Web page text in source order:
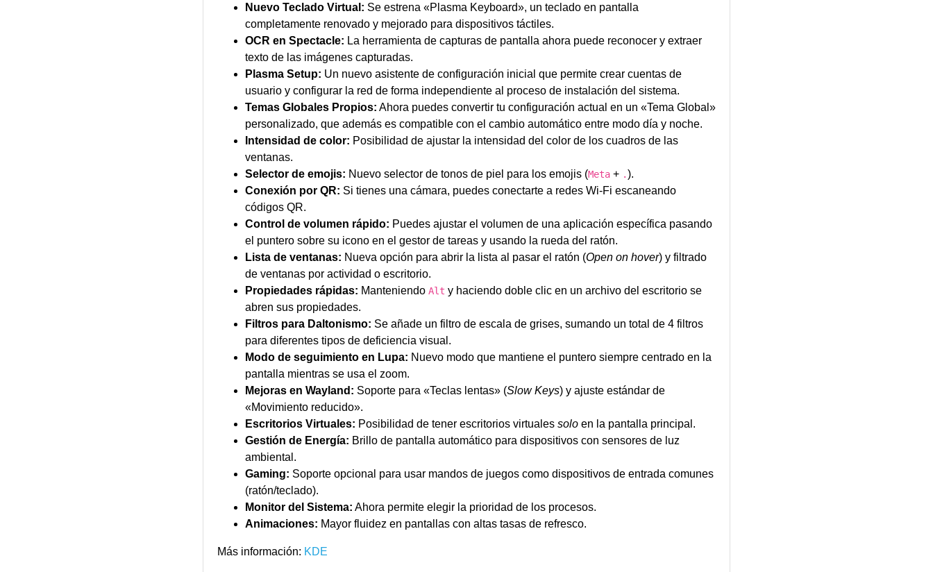
Nuevo Teclado Virtual: Se estrena «Plasma Keyboard», un teclado en pantalla
completamente renovado y mejorado para dispositivos táctiles.
OCR en Spectacle: La herramienta de capturas de pantalla ahora puede reconocer y extraer
texto de las imágenes capturadas.
Plasma Setup: Un nuevo asistente de configuración inicial que permite crear cuentas de
usuario y configurar la red de forma independiente al proceso de instalación del sistema.
Temas Globales Propios: Ahora puedes convertir tu configuración actual en un «Tema Global»
personalizado, que además es compatible con el cambio automático entre modo día y noche.
Intensidad de color: Posibilidad de ajustar la intensidad del color de los cuadros de las
ventanas.
Selector de emojis: Nuevo selector de tonos de piel para los emojis (Meta + .).
Conexión por QR: Si tienes una cámara, puedes conectarte a redes Wi-Fi escaneando
códigos QR.
Control de volumen rápido: Puedes ajustar el volumen de una aplicación específica pasando
el puntero sobre su icono en el gestor de tareas y usando la rueda del ratón.
Lista de ventanas: Nueva opción para abrir la lista al pasar el ratón (Open on hover) y filtrado
de ventanas por actividad o escritorio.
Propiedades rápidas: Manteniendo Alt y haciendo doble clic en un archivo del escritorio se
abren sus propiedades.
Filtros para Daltonismo: Se añade un filtro de escala de grises, sumando un total de 4 filtros
para diferentes tipos de deficiencia visual.
Modo de seguimiento en Lupa: Nuevo modo que mantiene el puntero siempre centrado en la
pantalla mientras se usa el zoom.
Mejoras en Wayland: Soporte para «Teclas lentas» (Slow Keys) y ajuste estándar de
«Movimiento reducido».
Escritorios Virtuales: Posibilidad de tener escritorios virtuales solo en la pantalla principal.
Gestión de Energía: Brillo de pantalla automático para dispositivos con sensores de luz
ambiental.
Gaming: Soporte opcional para usar mandos de juegos como dispositivos de entrada comunes
(ratón/teclado).
Monitor del Sistema: Ahora permite elegir la prioridad de los procesos.
Animaciones: Mayor fluidez en pantallas con altas tasas de refresco.
Más información: KDE